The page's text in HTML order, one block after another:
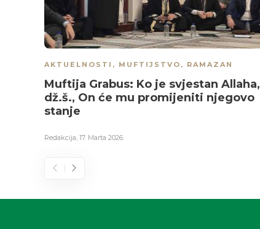
AKTUELNOSTI , MUFTIJSTVO , RAMAZAN
Muftija Grabus: Ko je svjestan Allaha,
dž.š., On će mu promijeniti njegovo
stanje
Redakcija, 17. Marta 2026.